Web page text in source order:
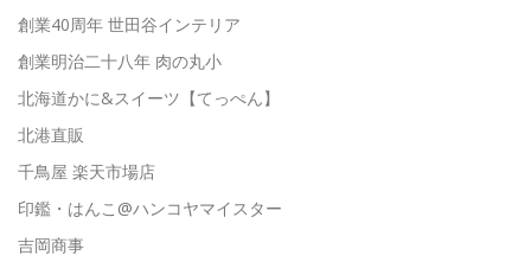
創業40周年 世田谷インテリア
創業明治二十八年 肉の丸小
北海道かに&スイーツ【てっぺん】
北港直販
千鳥屋 楽天市場店
印鑑・はんこ@ハンコヤマイスター
吉岡商事